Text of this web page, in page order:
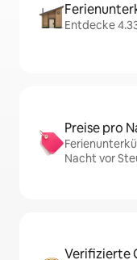
Entdecke
Preise pro
Nacht vor
Verifizierte